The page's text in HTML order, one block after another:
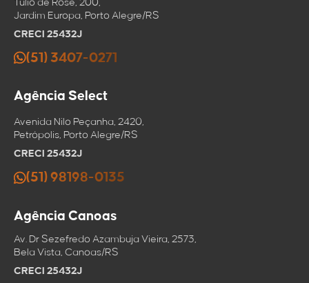
clipboard
Tulio de Rose, 200,
Jardim Europa, Porto Alegre/RS
CRECI 25432J
(51) 3407-0271
Agência Select
Avenida Nilo Peçanha, 2420,
Petrópolis, Porto Alegre/RS
CRECI 25432J
(51) 98198-0135
Agência Canoas
Av. Dr Sezefredo Azambuja Vieira, 2573,
Bela Vista, Canoas/RS
CRECI 25432J